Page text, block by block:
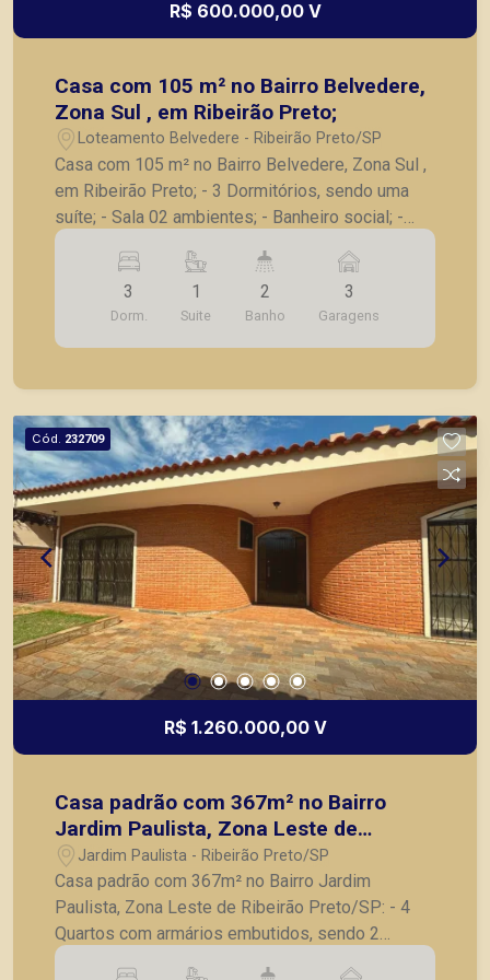
R$ 600.000,00 V
Casa com 105 m² no Bairro Belvedere,
Zona Sul , em Ribeirão Preto;
Loteamento Belvedere - Ribeirão Preto/SP
Casa com 105 m² no Bairro Belvedere, Zona Sul ,
em Ribeirão Preto; - 3 Dormitórios, sendo uma
suíte; - Sala 02 ambientes; - Banheiro social; -
Cozinha; - Àrea de serviço; - Quintal; -
Churrasqueira; - 3 Vagas de garagem; A Piramid
tem como objetivo atender seus clientes com
agilidade e segurança, em locação, vendas de
imóveis prontos, usados ou mesmo nos
3
Dorm.
1
Suite
2
Banho
3
Garagens
Cód. 232709
R$ 1.260.000,00 V
Casa padrão com 367m² no Bairro
Jardim Paulista, Zona Leste de
Ribeirão Preto/SP:
Jardim Paulista - Ribeirão Preto/SP
Casa padrão com 367m² no Bairro Jardim
Paulista, Zona Leste de Ribeirão Preto/SP: - 4
Quartos com armários embutidos, sendo 2
suites; - Sala de estar e TV amplas para 2